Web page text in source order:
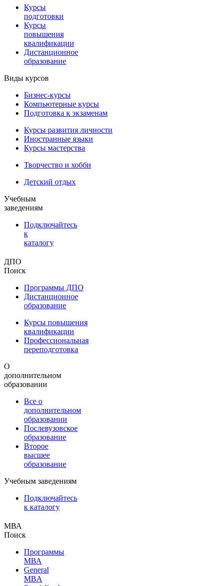
Курсы
подготовки
Курсы
повышения
квалификации
Дистанционное
образование
Виды курсов
Бизнес-курсы
Компьютерные курсы
Подготовка к экзаменам
Курсы развития личности
Иностранные языки
Курсы мастерства
Творчество и хобби
Детский отдых
Учебным
заведениям
Подключайтесь
к
каталогу
ДПО
Поиск
Программы ДПО
Дистанционное
образование
Курсы повышения
квалификации
Профессиональная
переподготовка
О
дополнительном
образовании
Все о
дополнительном
образовании
Послевузовское
образование
Второе
высшее
образование
Учебным заведениям
Подключайтесь
к каталогу
МВА
Поиск
Программы
МВА
General
MBA